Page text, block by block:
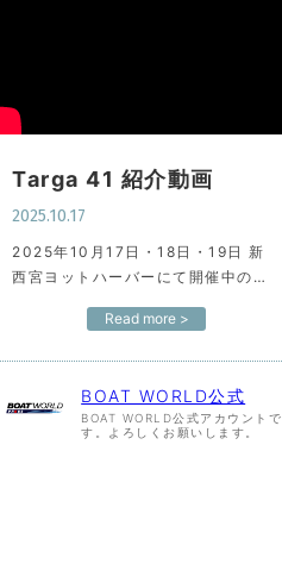
Targa 41 紹介動画
2025.10.17
2025年10月17日・18日・19日 新
西宮ヨットハーバーにて開催中の関
【Targa 41】 ウインクレル様によ
Read more >
BOAT WORLD公式
BOAT WORLD公式アカウントで
す。よろしくお願いします。